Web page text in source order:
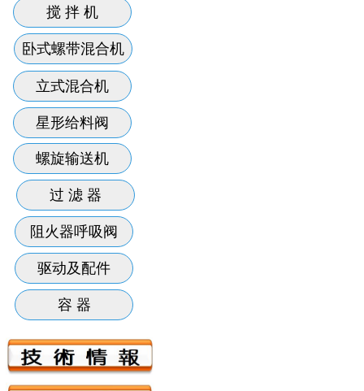
立式混合机
螺旋输送机
搅 拌 机
卧式螺带混合机
星形给料阀
过 滤 器
容 器
阻火器呼吸阀
驱动及配件